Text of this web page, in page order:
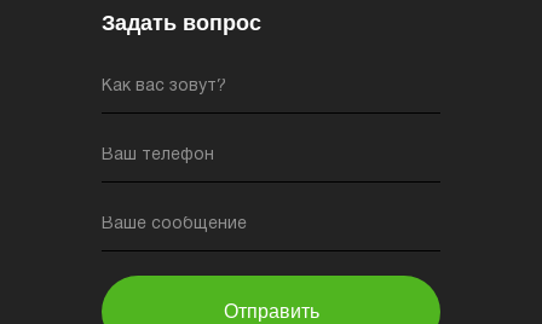
Как вас зовут?
Ваш телефон
Ваше сообщение
Отправить
Задать вопрос